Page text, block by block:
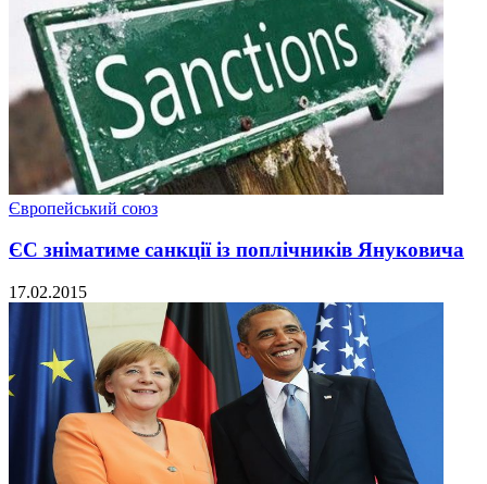
Європейський союз
ЄС зніматиме санкції із поплічників Януковича
17.02.2015